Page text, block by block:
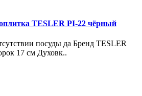
TESLER PI-22 чёрный
посуды да Бренд TESLER
17 см Духовк..